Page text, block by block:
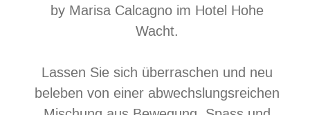
by Marisa Calcagno im Hotel Hohe
Wacht.
Lassen Sie sich überraschen und neu
beleben von einer abwechslungsreichen